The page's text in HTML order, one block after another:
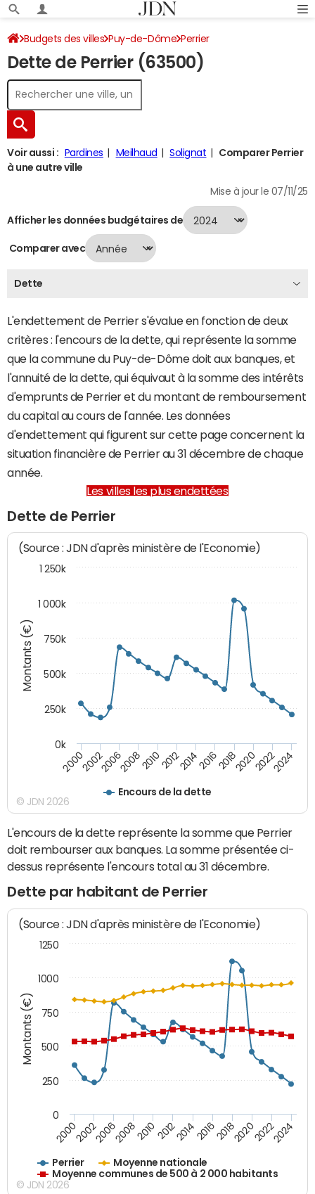
Budgets des villes Puy-de-Dôme Perrier
Dette au 31/12/2024
Dette de Perrier (63500)
Voir aussi : Pardines Meilhaud Solignat
Comparer Perrier
à une autre ville
Mise à jour le 07/11/25
Afficher les données budgétaires de
Comparer avec
Dette
L'endettement de Perrier s'évalue en fonction de deux
critères : l'encours de la dette, qui représente la somme
que la commune du Puy-de-Dôme doit aux banques, et
l'annuité de la dette, qui équivaut à la somme des intérêts
d'emprunts de Perrier et du montant de remboursement
du capital au cours de l'année. Les données
d'endettement qui figurent sur cette page concernent la
situation financière de Perrier au 31 décembre de chaque
année.
Les villes les plus endettées
Dette de Perrier
Montants (€)
(Source : JDN d'après ministère de l'Economie)
Encours de la dette
200020022006200820102012201420162018202020222024
0k
250k
500k
750k
1 000k
1 250k
© JDN 2026
L'encours de la dette représente la somme que Perrier
doit rembourser aux banques. La somme présentée ci-
dessus représente l'encours total au 31 décembre.
Dette par habitant de Perrier
Montants (€)
(Source : JDN d'après ministère de l'Economie)
Perrier
Moyenne nationale
Moyenne communes de 500 à 2 000 habitants
200020022006200820102012201420162018202020222024
0
250
500
750
1000
1250
© JDN 2026